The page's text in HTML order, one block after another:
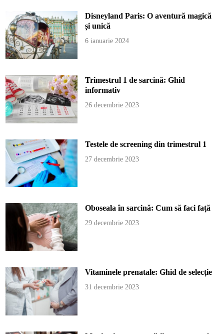
Disneyland Paris: O aventură magică
și unică
6 ianuarie 2024
Trimestrul 1 de sarcină: Ghid
informativ
26 decembrie 2023
Testele de screening din trimestrul 1
27 decembrie 2023
Oboseala în sarcină: Cum să faci față
29 decembrie 2023
Vitaminele prenatale: Ghid de selecție
31 decembrie 2023